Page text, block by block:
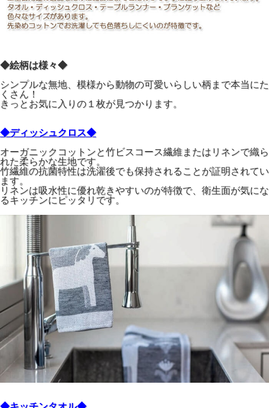
◆絵柄は様々◆
シンプルな無地、模様から動物の可愛いらしい柄まで本当にた
くさん！
きっとお気に入りの１枚が見つかります。
◆ディッシュクロス◆
オーガニックコットンと竹ビスコース繊維またはリネンで織ら
れた柔らかな生地です。
竹繊維の抗菌特性は洗濯後でも保持されることが証明されてい
ます。
リネンは吸水性に優れ乾きやすいのが特徴で、衛生面が気にな
るキッチンにピッタリです。